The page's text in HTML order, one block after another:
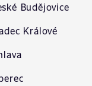
Budějovice
Králové